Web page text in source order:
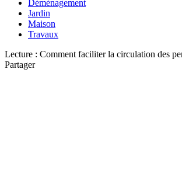
Déménagement
Jardin
Maison
Travaux
Lecture : Comment faciliter la circulation des
Partager